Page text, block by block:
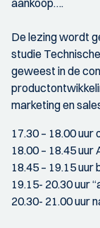
aankoop….
De lezing wordt
studie
geweest in de
marketing en
17.30 – 18.00 uur
18.00 – 18.45
18.45 – 19.15
19.15- 20.30 uur
20.30- 21.00 uur